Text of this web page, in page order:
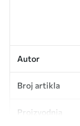
Autor
Broj artikla
Proizvodnja